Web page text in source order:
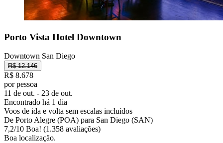
Porto Vista Hotel Downtown
Downtown San Diego
R$ 12.146
R$ 8.678
por pessoa
11 de out. - 23 de out.
Encontrado há 1 dia
Voos de ida e volta sem escalas incluídos
De Porto Alegre (POA) para San Diego (SAN)
7,2/10 Boa! (1.358 avaliações)
Boa localização.